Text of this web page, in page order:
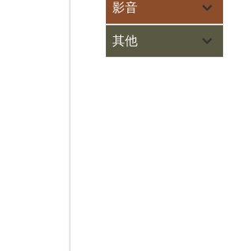
影音
其他